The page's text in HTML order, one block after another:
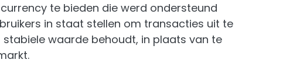
te bieden die werd ondersteund
in staat stellen om transacties uit te
waarde behoudt, in plaats van te